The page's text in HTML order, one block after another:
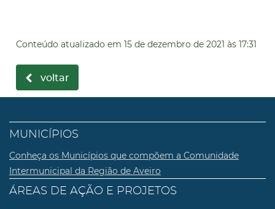
Conteúdo atualizado em 15 de dezembro de 2021 às 17:31
voltar
MUNICÍPIOS
Conheça os Municípios que compõem a Comunidade
Intermunicipal da Região de Aveiro
ÁREAS DE AÇÃO E PROJETOS